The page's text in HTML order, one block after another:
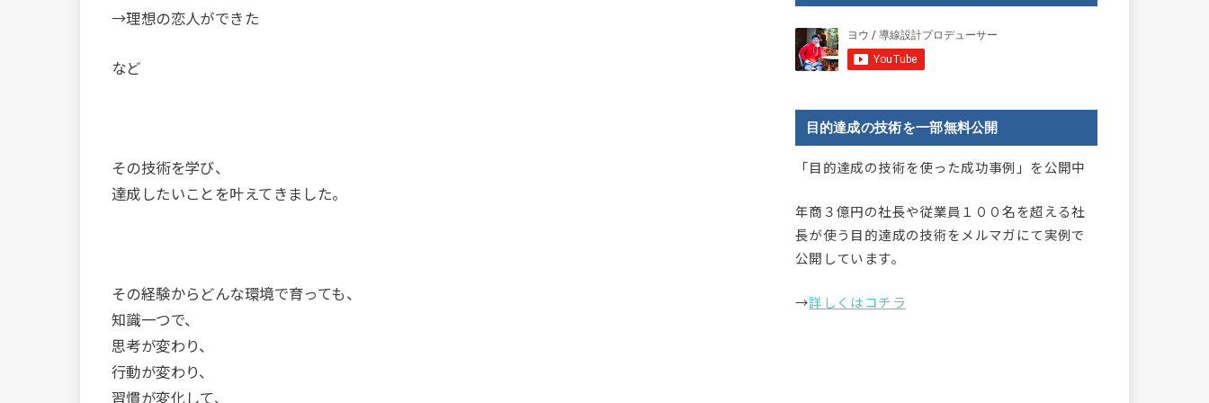
→理想の恋人ができた
など
その技術を学び、
達成したいことを叶えてきました。
その経験からどんな環境で育っても、
知識一つで、
思考が変わり、
行動が変わり、
習慣が変化して、
目的達成の技術を一部無料公開
「目的達成の技術を使った成功事例」を公開中
年商３億円の社長や従業員１００名を超える社
長が使う目的達成の技術をメルマガにて実例で
公開しています。
→詳しくはコチラ